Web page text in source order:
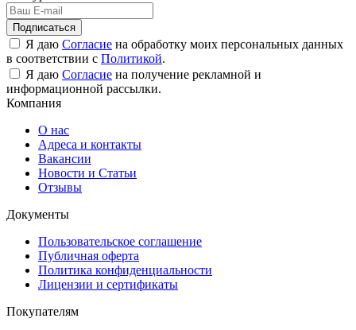
Подписаться
Я даю Согласие на обработку моих персональных данных
в соответствии с Политикой.
Я даю Согласие на получение рекламной и
информационной рассылки.
Компания
О нас
Адреса и контакты
Вакансии
Новости и Статьи
Отзывы
Документы
Пользовательское соглашение
Публичная оферта
Политика конфиденциальности
Лицензии и сертификаты
Покупателям